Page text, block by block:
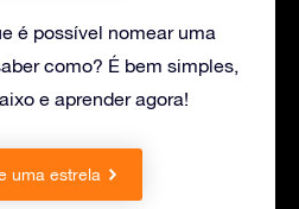
é possível nomear uma
como? É bem simples,
e aprender agora!
uma estrela